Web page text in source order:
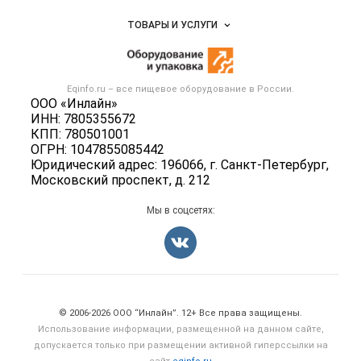
Eqinfo.ru – все пищевое оборудование в России.
ООО «Инлайн»
ИНН: 7805355672
КПП: 780501001
ОГРН: 1047855085442
Юридический адрес: 196066, г. Санкт-Петербург,
Московский проспект, д. 212
Размещение рекламы
Публичная оферта
Контактная информация
Политика обработки персональных данных
Объявления
Вакансии
Блог
ТОВАРЫ И УСЛУГИ
Оборудование для пищепрома
Тара и упаковка
Б/у оборудование
Информация о компаниях
Добавить объявление
Карта объявлений
Мы в соцсетях:
© 2006‑2026 ООО “Инлайн”. 12+ Все права защищены.
Использование информации, размещенной на данном сайте,
допускается только при размещении активной гиперссылки на